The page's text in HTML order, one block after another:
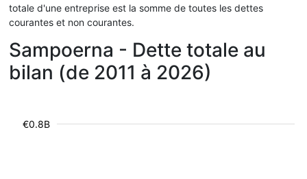
totale d'une entreprise est la somme de toutes les dettes
courantes et non courantes.
Sampoerna - Dette totale au
bilan (de 2011 à 2026)
€0.8B